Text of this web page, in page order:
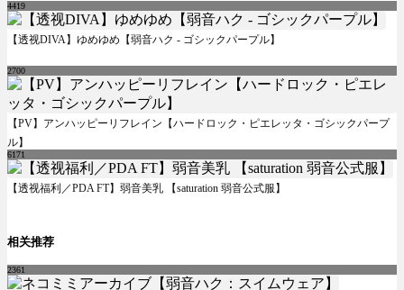
4419
【透视DIVA】ゆめゆめ【弱音ハク - ゴシックパープル】
2700
【PV】アンハッピーリフレイン【ハードロック・ピエレッタ・ゴシックパープ
ル】
6171
【透视福利／PDA FT】弱音美乳 【saturation 弱音公式服】
相关推荐
2361